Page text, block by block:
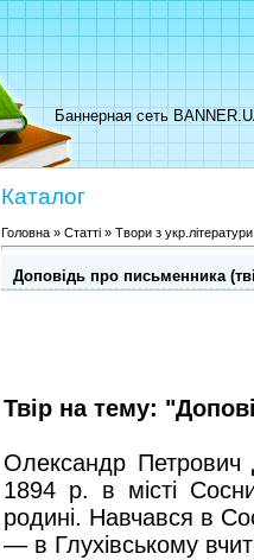
Баннерная сеть
Каталог
Головна » Статті » Твори з укр.літератури
Доповідь про письменника
Твір на тему:
Олександр
1894 р. в місті
родині. Навчався в
— в Глухівському